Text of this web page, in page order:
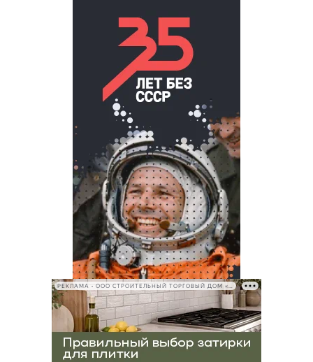
РЕКЛАМА • ООО СТРОИТЕЛЬНЫЙ ТОРГОВЫЙ ДОМ «ПЕТРОВИЧ», ИНН 7802348846